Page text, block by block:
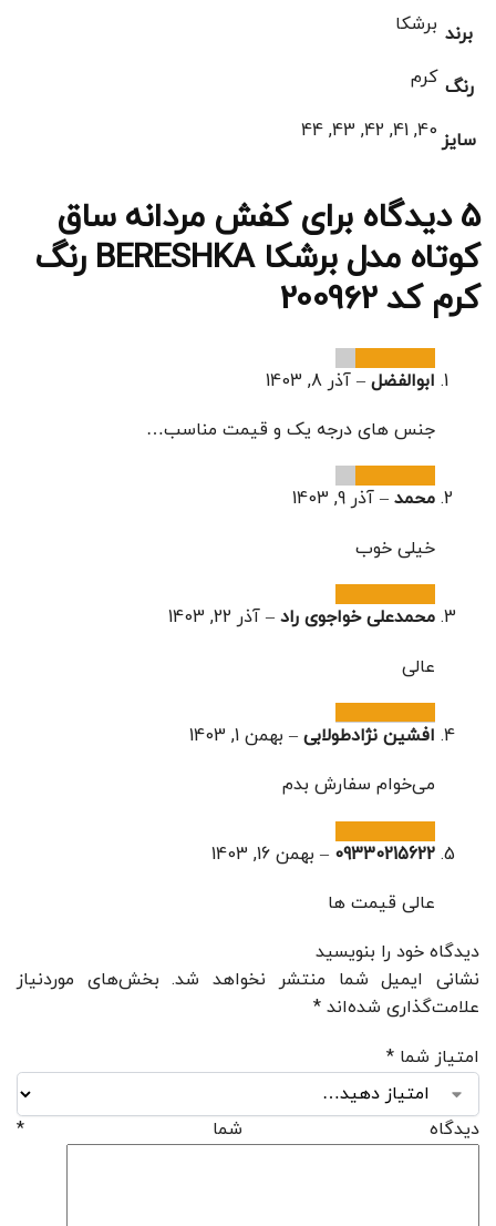
برند برشکا
رنگ کرم
سایز 40, 41, 42, 43, 44
5 دیدگاه برای
کفش مردانه ساق
کوتاه مدل برشکا BERESHKA رنگ
کرم کد 200962
ابوالفضل – آذر 8, 1403
جنس های درجه یک و قیمت مناسب…
محمد – آذر 9, 1403
خیلی خوب
محمدعلی خواجوی راد – آذر 22, 1403
عالی
افشین نژادطولابی – بهمن 1, 1403
می‌خوام سفارش بدم
09330215622
– بهمن 16, 1403
عالی قیمت ها
دیدگاه خود را بنویسید
نشانی ایمیل شما منتشر نخواهد شد. بخش‌های موردنیاز
علامت‌گذاری شده‌اند *
امتیاز شما *
دیدگاه شما *